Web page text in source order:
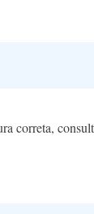
correta,